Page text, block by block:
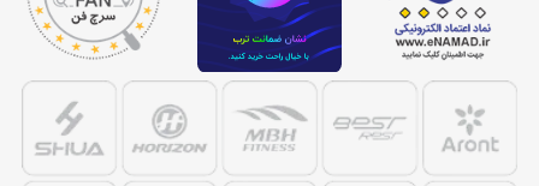
شود. دلایل بعدی در مورد جلوگیری از آسیب های احتمالی میباشد.
میدانید که مهمترین قسمت بدن که باید بیشترین مراقبت از آن به
عمل بیاید نخاع میباشد. حال بهترین راه برای مراقبت از نخاع
تقویت عضلات گردن میباشد. درست است که ورزش باعث تقویت
این عضلات میشود اما نباید از تاثیر ماساژ چشم پوشی کرد چرا که